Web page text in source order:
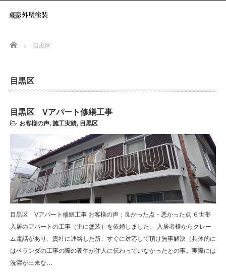
Home 目黒区
目黒区
目黒区 Vアパート修繕工事
お客様の声, 施工実績, 目黒区
目黒区 Vアパート修繕工事 お客様の声：良かった点・悪かった点 ６世帯
入居のアパートの工事（主に塗装）を依頼しました。 入居者様からクレー
ム電話があり、貴社に連絡した所、すぐに対応して頂け無事解決（具体的に
はベランダの工事の際の養生が住人に伝わっていなかったとの事。実際には
洗濯が出来な…